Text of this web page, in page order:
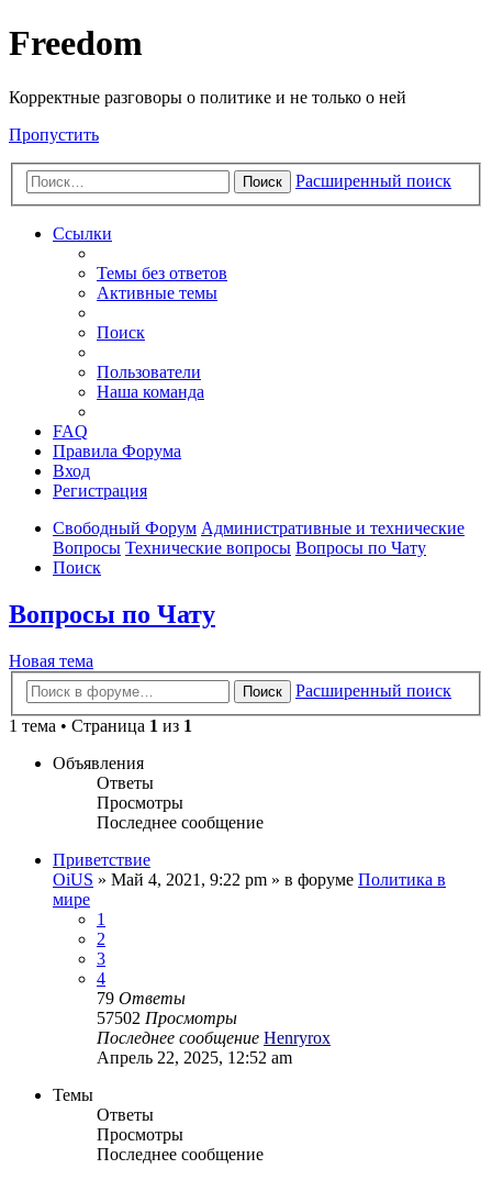
Freedom
Корректные разговоры о политике и не только о ней
Пропустить
Поиск Расширенный поиск
Ссылки
Темы без ответов
Активные темы
Поиск
Пользователи
Наша команда
FAQ
Правила Форума
Вход
Регистрация
Свободный Форум Административные и технические
Вопросы Технические вопросы Вопросы по Чату
Поиск
Вопросы по Чату
Новая тема
Поиск
Расширенный поиск
1 тема • Страница 1 из 1
Объявления
Ответы
Просмотры
Последнее сообщение
Приветствие
OiUS » Май 4, 2021, 9:22 pm » в форуме Политика в
мире
1
2
3
4
79 Ответы
57502 Просмотры
Последнее сообщение Henryrox
Апрель 22, 2025, 12:52 am
Темы
Ответы
Просмотры
Последнее сообщение